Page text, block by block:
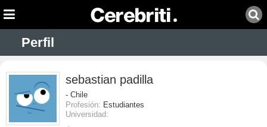
Perfil
sebastian padilla
- Chile
Profesión: Estudiantes
Universidad: